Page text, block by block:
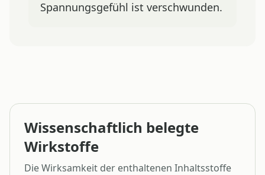
Spannungsgefühl ist verschwunden.
Wissenschaftlich belegte
Wirkstoffe
Die Wirksamkeit der enthaltenen Inhaltsstoffe